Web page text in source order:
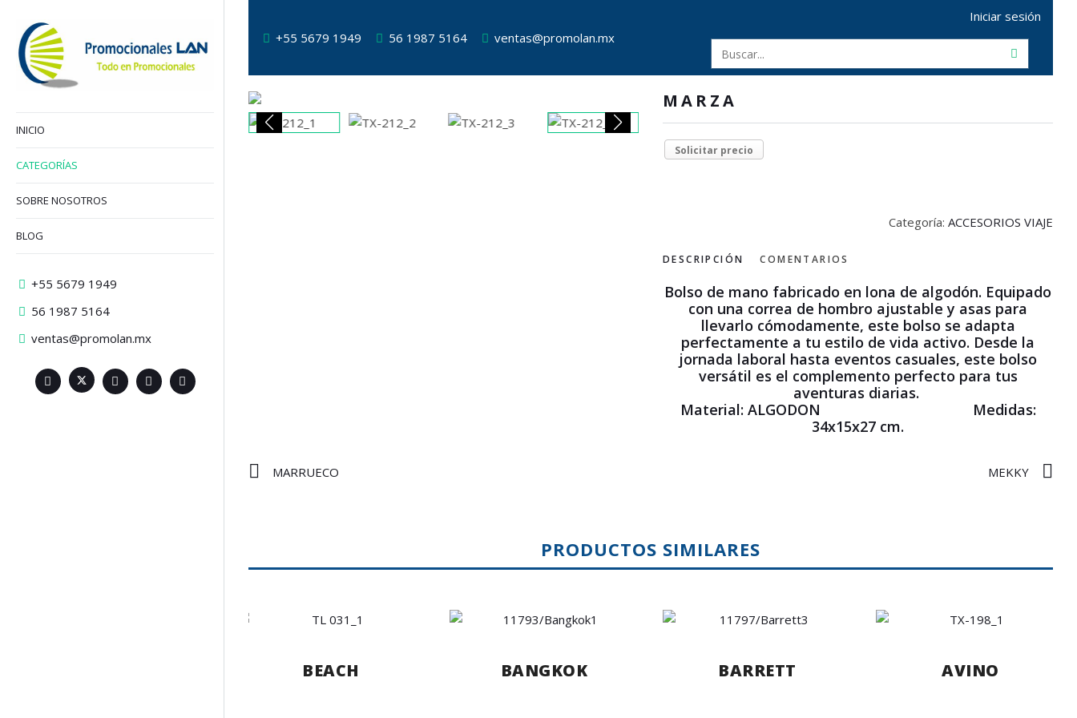
+55 5679 1949 56 1987 5164 ventas@promolan.mx
Iniciar sesión
MARZA
Solicitar precio
Categoría: ACCESORIOS VIAJE
DESCRIPCIÓN COMENTARIOS
Bolso de mano fabricado en lona de algodón. Equipado
con una correa de hombro ajustable y asas para
llevarlo cómodamente, este bolso se adapta
perfectamente a tu estilo de vida activo. Desde la
jornada laboral hasta eventos casuales, este bolso
versátil es el complemento perfecto para tus
aventuras diarias.
Material: ALGODON Medidas:
34x15x27 cm.
MARRUECO MEKKY
PRODUCTOS SIMILARES
BEACH BANGKOK BARRETT AVINO
INICIO
CATEGORÍAS
SOBRE NOSOTROS
BLOG
+55 5679 1949
56 1987 5164
ventas@promolan.mx